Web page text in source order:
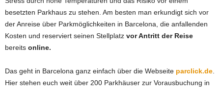
besetzten Parkhaus zu stehen. Am besten man erkundigt sich vor
der Anreise über Parkmöglichkeiten in Barcelona, die anfallenden
Kosten und reserviert seinen Stellplatz vor Antritt der Reise
bereits online.
Das geht in Barcelona ganz einfach über die Webseite parclick.de
Hier stehen euch weit über 200 Parkhäuser zur Vorausbuchung in